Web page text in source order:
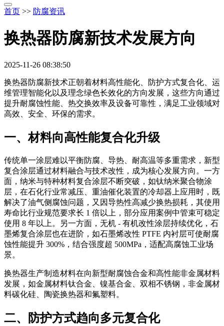
首页 >> 防腐资讯
换热器防腐新技术发展方向
2025-11-26 08:38:50
换热器防腐新技术正朝着材料高性能化、防护方式复合化、运
维管理智能化以及理念绿色长效化的方向发展，这些方向通过
提升耐腐蚀性能、热交换效率及设备可靠性，满足工业领域对
高效、安全、环保的需求。
一、材料向高性能复合化升级
传统单一涂层难以平衡防腐、导热、耐高温等多重需求，新型
复合涂层通过材料融合与技术改性，成为核心发展方向。一方
面，纳米与特种材料复合涂层不断突破，如钛纳米聚合物涂
层，在石化行业常减压、重油催化装置的冷却器上应用时，既
解决了油气侧腐蚀问题，又因导热性高减少换热损耗，其使用
寿命比行业规范要求长 1 倍以上，部分应用案例中管束可稳定
使用 8 年以上。另一方面，无机 - 有机改性涂层持续优化，石
墨烯复合涂层也在进阶，如石墨烯改性 PTFE 内衬层可使耐腐
蚀性能提升 300%，结合强度超 500MPa，适配高腐蚀工业场
景。
换热器生产制造材料在向新型耐腐蚀合金和高性能非金属材料
发展，如金属材料钛合金、镍基合金、双相不锈钢，非金属材
料碳化硅、陶瓷换热器和氟塑料。
二、防护方式趋向多元复合化